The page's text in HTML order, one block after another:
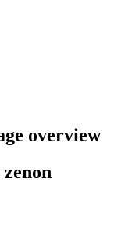
overview